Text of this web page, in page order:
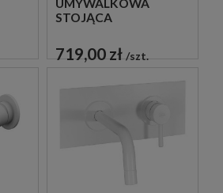
UMYWALKOWA
STOJĄCA
BIAŁA
719,00 zł szt.